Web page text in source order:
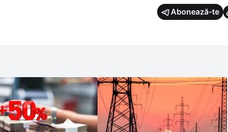
Abonează-te